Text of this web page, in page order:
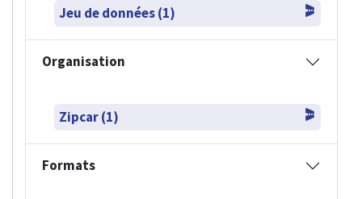
Jeu de données (1)
Organisation
Zipcar (1)
Formats